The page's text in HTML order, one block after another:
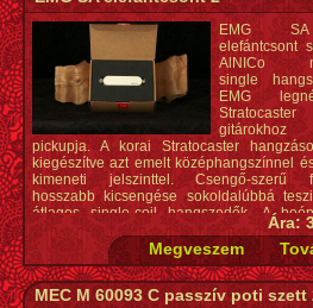
EMG
elefántcsont
AlNICo
single
EMG
pickupja. A korai Stratocaster
kiegészítve azt emelt középhangszínnel
kimeneti jelszinttel. Csengő-szerű
hosszabb kicsengése sokoldalúbbá
átlagos single-coil hangszedők. A
előfok gyakorlatilag kizár minden zajt.. *
Single-coil, aktív * Mágnes: 1db Alnico
Standard (Stratocaster) Single-coil * Szín:
* Vezeték: 3-szálú, EMG-exkluzív *
Quik-Connect kábel, csavarok és rugók,
Ára:
MEC M 60093 C passzív poti szett